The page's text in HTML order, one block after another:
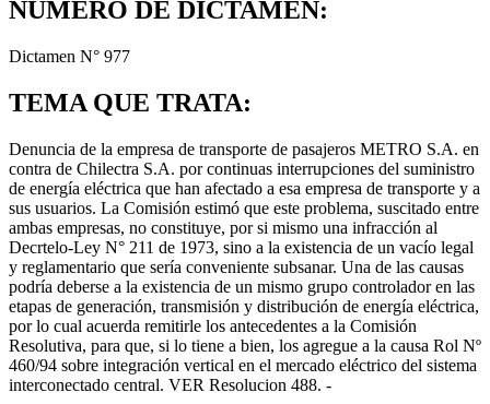
NÚMERO DE DICTAMEN:
Dictamen N° 977
TEMA QUE TRATA:
Denuncia de la empresa de transporte de pasajeros METRO S.A. en
contra de Chilectra S.A. por continuas interrupciones del suministro
de energía eléctrica que han afectado a esa empresa de transporte y a
sus usuarios. La Comisión estimó que este problema, suscitado entre
ambas empresas, no constituye, por si mismo una infracción al
Decrtelo-Ley N° 211 de 1973, sino a la existencia de un vacío legal
y reglamentario que sería conveniente subsanar. Una de las causas
podría deberse a la existencia de un mismo grupo controlador en las
etapas de generación, transmisión y distribución de energía eléctrica,
por lo cual acuerda remitirle los antecedentes a la Comisión
Resolutiva, para que, si lo tiene a bien, los agregue a la causa Rol Nº
460/94 sobre integración vertical en el mercado eléctrico del sistema
interconectado central. VER Resolucion 488. -